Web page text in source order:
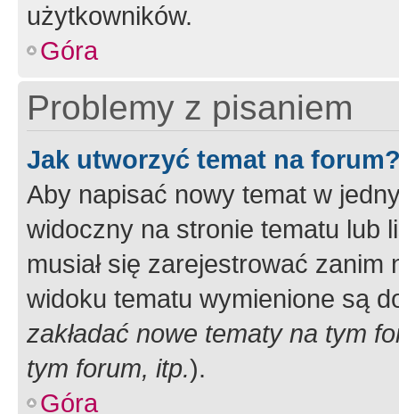
użytkowników.
Góra
Problemy z pisaniem
Jak utworzyć temat na
Aby napisać nowy temat w
widoczny na stronie tematu lub
musiał się zarejestrować
widoku tematu wymienione są
zakładać nowe tematy na tym
tym forum, itp.).
Góra